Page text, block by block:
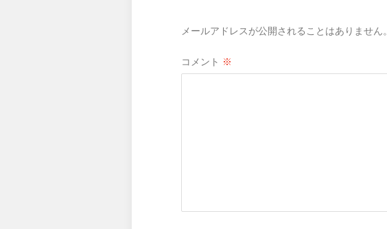
メールアドレスが公開されることはありません。
コメント ※